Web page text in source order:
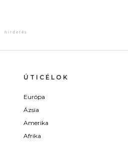
ÚTICÉLOK
Európa
Ázsia
Amerika
Afrika